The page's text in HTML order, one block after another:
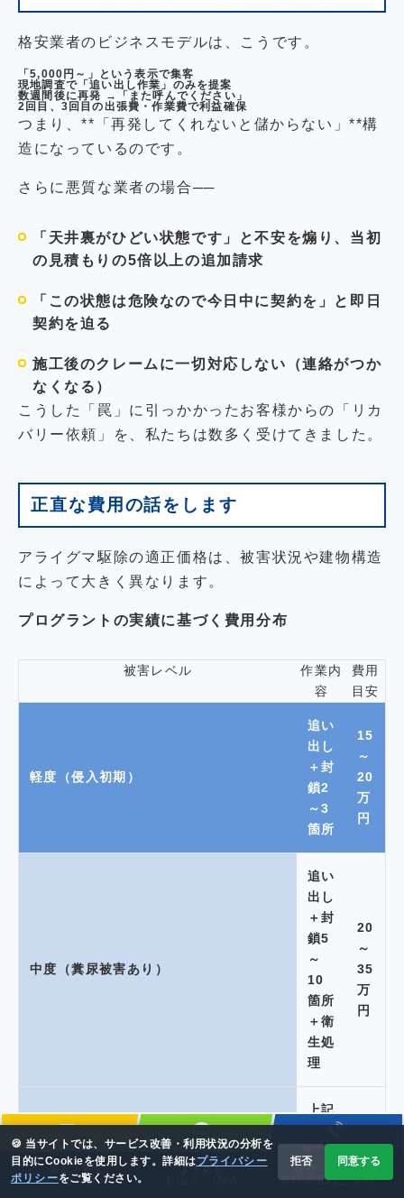
📞 0120-778-114 ✉️ メール相談
格安業者のビジネスモデルは、こうです。
「5,000円～」という表示で集客
現地調査で「追い出し作業」のみを提案
数週間後に再発 →「また呼んでください」
2回目、3回目の出張費・作業費で利益確保
つまり、**「再発してくれないと儲からない」**構
造になっているのです。
さらに悪質な業者の場合──
「天井裏がひどい状態です」と不安を煽り、当初
の見積もりの5倍以上の追加請求
「この状態は危険なので今日中に契約を」と 即日
契約を迫る
施工後のクレームに一切対応しない （連絡がつか
なくなる）
こうした「罠」に引っかかったお客様からの「リカ
バリー依頼」を、私たちは数多く受けてきました。
正直な費用の話をします
アライグマ駆除の適正価格は、被害状況や建物構造
によって大きく異なります。
プログラントの実績に基づく費用分布
被害レベル
作業内
容
費用
目安
軽度（侵入初期）
追い
出し
＋封
鎖2
～3
箇所
15
～
20
万
円
中度（糞尿被害あり）
追い
出し
＋封
鎖5
～
10
箇所
＋衛
生処
理
20
～
35
万
円
重度（天井板損傷）
上記
熱材
50
万
メールで相談 LINEで相談 電話で相談
現地調査・お見積り無料！お気軽にお問合せ下さい！
害獣・害虫
サービス案内
よくある 相談・見積り
無料調査はこちら
🍪 当サイトでは、サービス改善・利用状況の分析を
目的にCookieを使用します。詳細はプライバシー
ポリシーをご覧ください。
拒否 同意する